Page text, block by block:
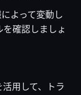
によって変動し
確認しましょ
用して、トラ